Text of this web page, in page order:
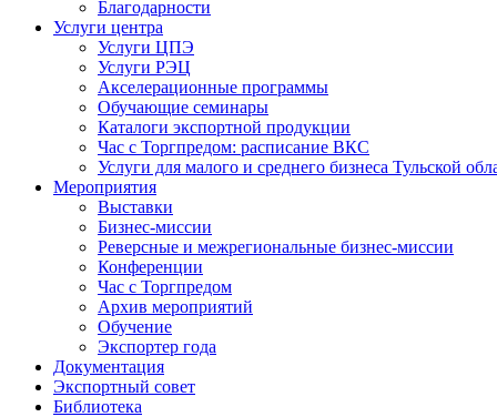
Благодарности
Услуги центра
Услуги ЦПЭ
Услуги РЭЦ
Акселерационные программы
Обучающие семинары
Каталоги экспортной продукции
Час с Торгпредом: расписание ВКС
Услуги для малого и среднего бизнеса Тульской
Мероприятия
Выставки
Бизнес-миссии
Реверсные и межрегиональные бизнес-миссии
Конференции
Час с Торгпредом
Архив мероприятий
Обучение
Экспортер года
Документация
Экспортный совет
Библиотека